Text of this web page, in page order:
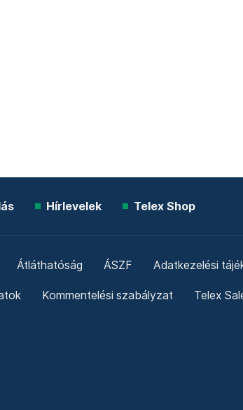
Hírlevelek Telex Shop
Átláthatóság ÁSZF Adatkezelési
Kommentelési szabályzat Telex